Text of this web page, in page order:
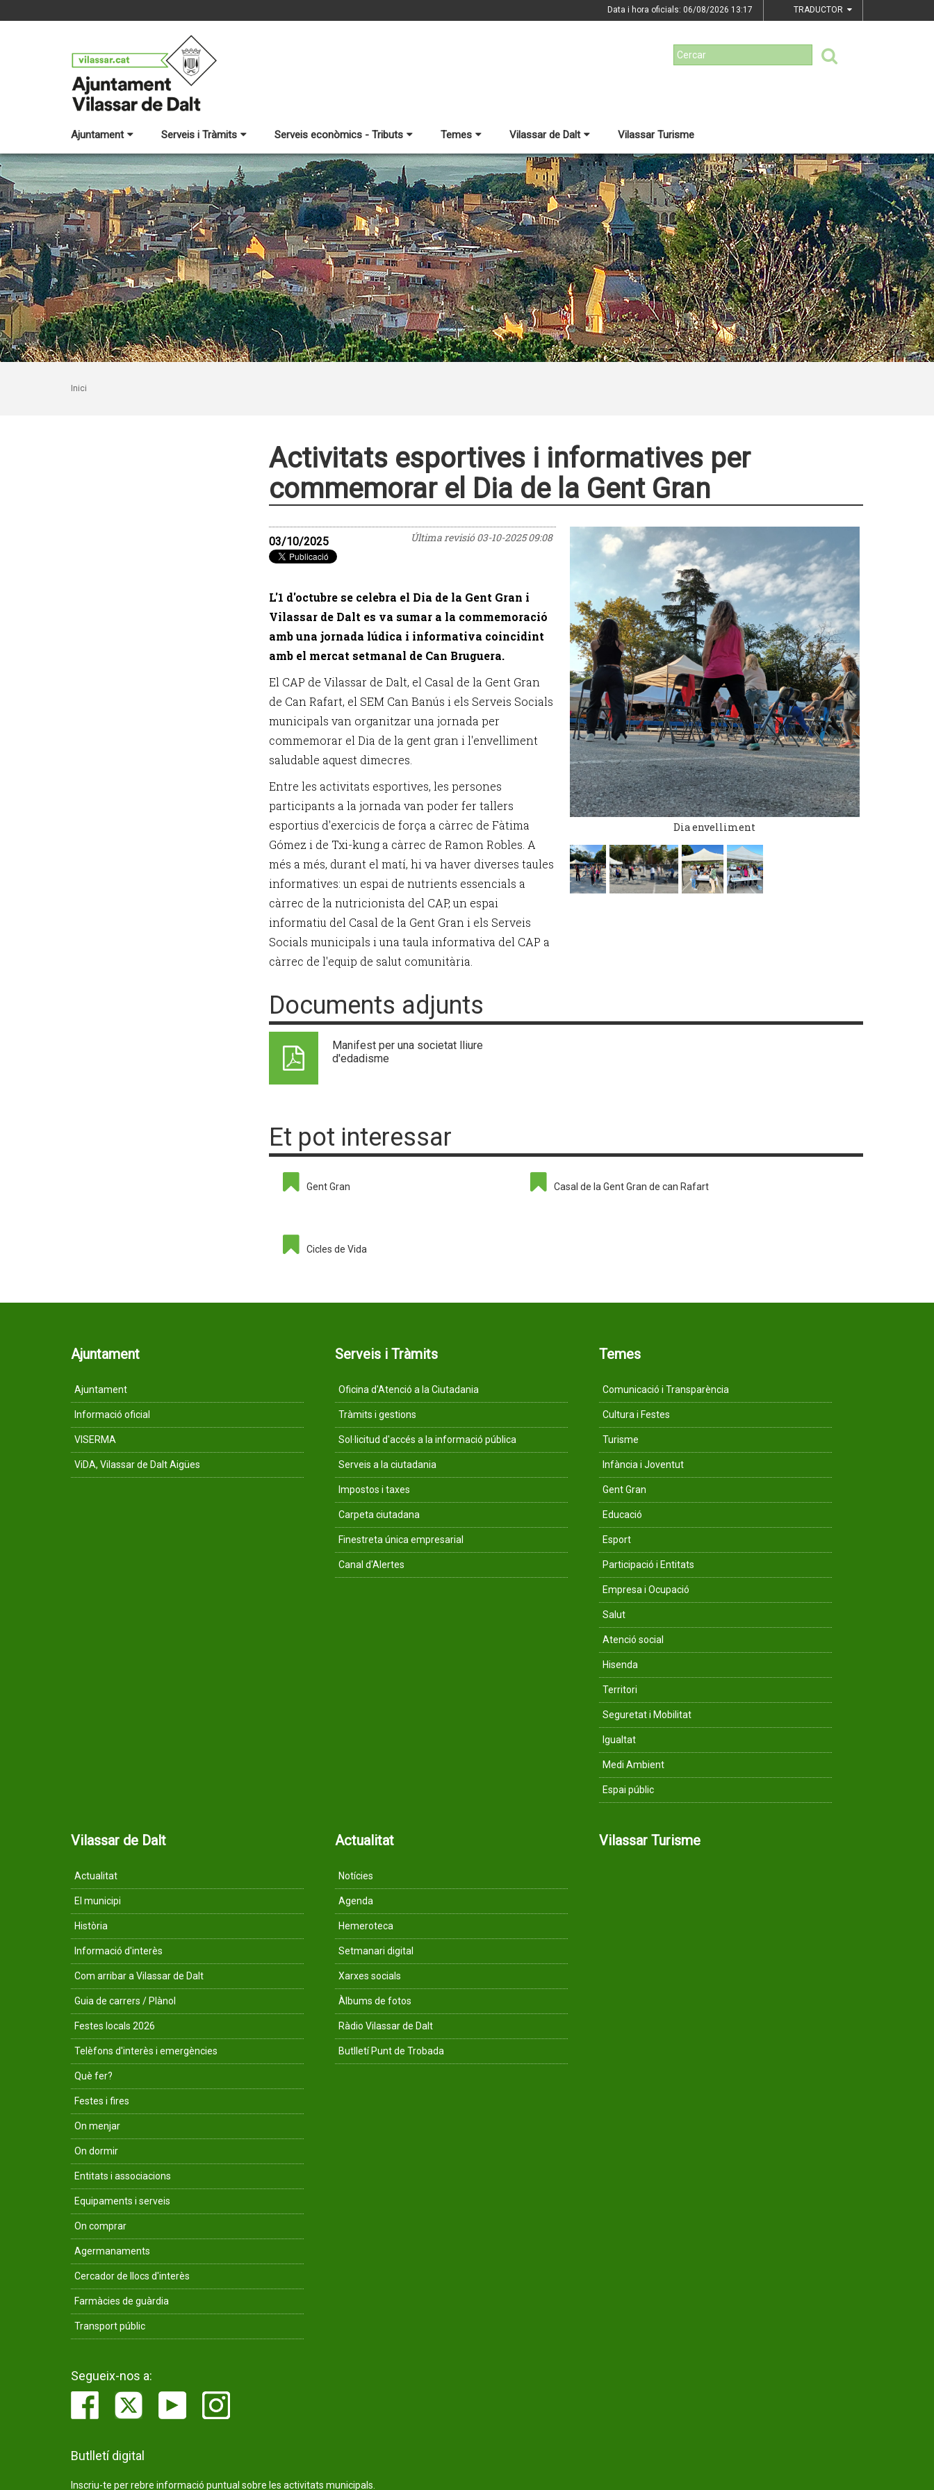
Data i hora oficials: 06/08/2026 13:17 TRADUCTOR
Ajuntament Serveis i Tràmits Serveis econòmics - Tributs Temes Vilassar de Dalt Vilassar Turisme
Inici
Activitats esportives i informatives per
commemorar el Dia de la Gent Gran
Última revisió03-10-2025 09:08
03/10/2025
L'1 d'octubre se celebra el Dia de la Gent Gran i
Vilassar de Dalt es va sumar a la commemoració
amb una jornada lúdica i informativa coincidint
amb el mercat setmanal de Can Bruguera.
El CAP de Vilassar de Dalt, el Casal de la Gent Gran
de Can Rafart, el SEM Can Banús i els Serveis Socials
municipals van organitzar una jornada per
commemorar el Dia de la gent gran i l'envelliment
saludable aquest dimecres.
Entre les activitats esportives, les persones
participants a la jornada van poder fer tallers
esportius d'exercicis de força a càrrec de Fàtima
Gómez i de Txi-kung a càrrec de Ramon Robles. A
més a més, durant el matí, hi va haver diverses taules
informatives: un espai de nutrients essencials a
càrrec de la nutricionista del CAP, un espai
informatiu del Casal de la Gent Gran i els Serveis
Socials municipals i una taula informativa del CAP a
càrrec de l'equip de salut comunitària.
Dia envelliment
Documents adjunts
Manifest per una societat lliure
d'edadisme
Et pot interessar
Gent Gran Casal de la Gent Gran de can Rafart
Cicles de Vida
Ajuntament
Ajuntament
Informació oficial
VISERMA
ViDA, Vilassar de Dalt Aigües
Serveis i Tràmits
Oficina d'Atenció a la Ciutadania
Tràmits i gestions
Sol·licitud d'accés a la informació pública
Serveis a la ciutadania
Impostos i taxes
Carpeta ciutadana
Finestreta única empresarial
Canal d'Alertes
Temes
Comunicació i Transparència
Cultura i Festes
Turisme
Infància i Joventut
Gent Gran
Educació
Esport
Participació i Entitats
Empresa i Ocupació
Salut
Atenció social
Hisenda
Territori
Seguretat i Mobilitat
Igualtat
Medi Ambient
Espai públic
Vilassar de Dalt
Actualitat
El municipi
Història
Informació d'interès
Com arribar a Vilassar de Dalt
Guia de carrers / Plànol
Festes locals 2026
Telèfons d'interès i emergències
Què fer?
Festes i fires
On menjar
On dormir
Entitats i associacions
Equipaments i serveis
On comprar
Agermanaments
Cercador de llocs d'interès
Farmàcies de guàrdia
Transport públic
Actualitat
Notícies
Agenda
Hemeroteca
Setmanari digital
Xarxes socials
Àlbums de fotos
Ràdio Vilassar de Dalt
Butlletí Punt de Trobada
Vilassar Turisme
Segueix-nos a:
Butlletí digital
Inscriu-te per rebre informació puntual sobre les activitats municipals.